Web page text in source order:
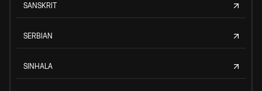
SANSKRIT
SERBIAN
SINHALA